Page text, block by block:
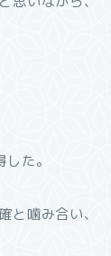
た。
と噛み合い、